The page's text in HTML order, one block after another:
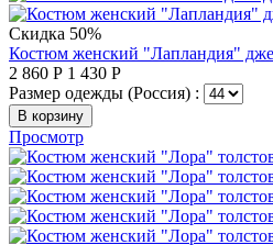
Скидка 50%
Костюм женский "Лапландия"
2 860 Р 1 430 Р
Размер одежды (Россия) :
В корзину
Просмотр